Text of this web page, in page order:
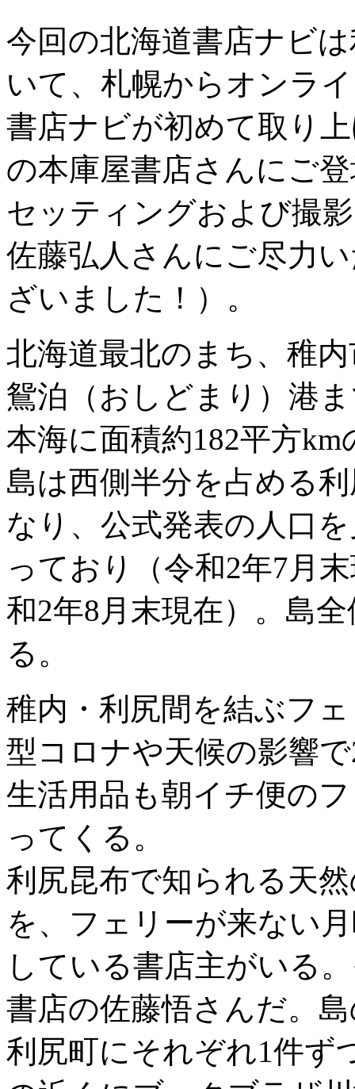
今回の北海道書店ナビ
いて、札幌からオンラ
書店ナビが初めて取り
の本庫屋書店さんにご
セッティングおよび撮
佐藤弘人さんにご尽力
ざいました！）。
北海道最北のまち、稚
鴛泊（おしどまり）港
本海に面積約182平方
島は西側半分を占める
なり、公式発表の人口
っており（令和2年7月
和2年8月末現在）。島
る。
稚内・利尻間を結ぶフ
型コロナや天候の影響
生活用品も朝イチ便の
ってくる。
利尻昆布で知られる天
を、フェリーが来ない
している書店主がいる
書店の佐藤悟さんだ。
利尻町にそれぞれ1件ず